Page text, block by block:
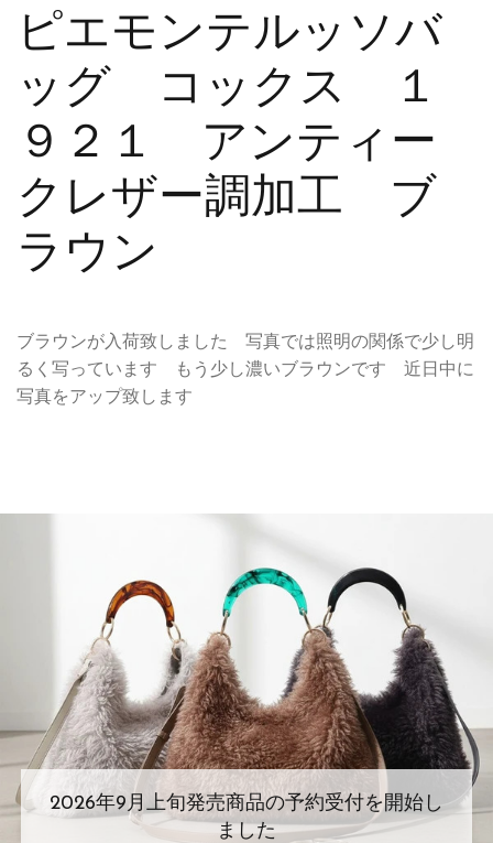
ピエモンテルッソバ
ッグ コックス １
９２１ アンティー
クレザー調加工 ブ
ラウン
ブラウンが入荷致しました 写真では照明の関係で少し明
るく写っています もう少し濃いブラウンです 近日中に
写真をアップ致します
2026年9月上旬発売商品の予約受付を開始し
ました